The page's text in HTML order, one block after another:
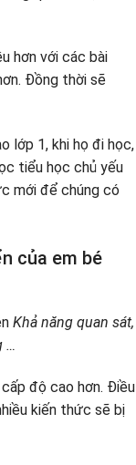
hơn với các bài
Đồng thời sẽ
lớp 1, khi họ đi học,
tiểu học chủ yếu
mới để chúng có
của em bé
Khả năng quan sát,
…
độ cao hơn. Điều
kiến ​​thức sẽ bị